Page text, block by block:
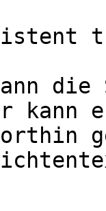
die
kann